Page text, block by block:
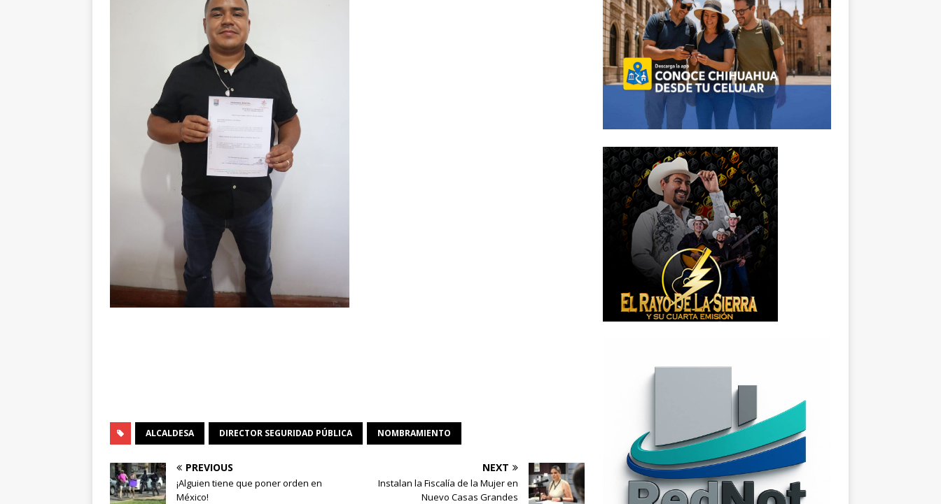
ALCALDESA DIRECTOR SEGURIDAD PÚBLICA NOMBRAMIENTO
PREVIOUS
¡Alguien tiene que poner orden en
México!
NEXT
Instalan la Fiscalía de la Mujer en
Nuevo Casas Grandes